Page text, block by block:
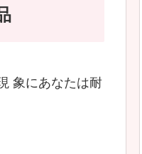
象にあなたは耐